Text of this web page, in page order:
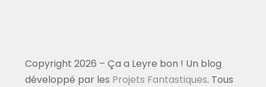
Copyright 2026 – Ça a Leyre bon ! Un blog
développé par les Projets Fantastiques. Tous